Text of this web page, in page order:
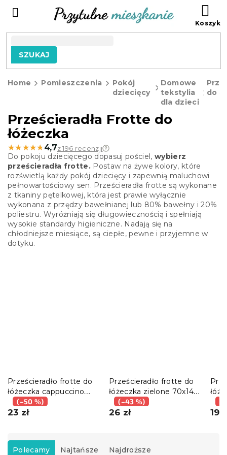
SZUKAJ
Home Pomieszczenia
Pokój
dziecięcy
Domowe
tekstylia
dla dzieci
do
Prześcieradła Frotte do
łóżeczka
★★★★★
★★★★★ 4,7z 196 recenzji
Do pokoju dziecięcego dopasuj pościel, wybierz
prześcieradła frotte. Postaw na żywe kolory, które
rozświetlą każdy pokój dziecięcy i zapewnią maluchowi
pełnowartościowy sen. Prześcieradła frotte są wykonane
z tkaniny pętelkowej, która jest prawie wyłącznie
wykonana z przędzy bawełnianej lub 80% bawełny i 20%
poliestru. Wyróżniają się długowiecznością i spełniają
wysokie standardy higieniczne. Nadają się na
chłodniejsze miesiące, są ciepłe, pewne i przyjemne w
dotyku.
Prześcieradło frotte do
łóżeczka cappuccino
60x120 cm
(–50 %)
23 zł
Prześcieradło frotte do
łóżeczka zielone 70x140
cm(–43 %)
26 zł 19
S
oPolecamy Najtańsze Najdroższe